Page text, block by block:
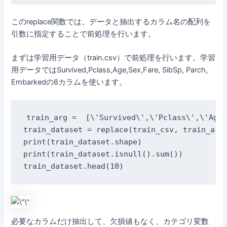
このreplace関数では、データと抽出するカラム名の配列を
引数に指定することで前処理を行います。
まずは学習用データ（train.csv）で前処理を行います。学習
用データではSurvived,Pclass,Age,Sex,Fare, SibSp, Parch,
Embarkedの8カラムを使います。
train_arg =
train_dataset = replace(train_csv,
print(train_dataset.shape)
print(train_dataset.isnull().sum())
train_dataset.head(10)
必要なカラムだけ抽出して、欠損値もなく、カテゴリ変数